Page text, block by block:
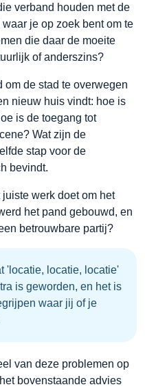
verband houden met de
je op zoek bent om te
die daar de moeite
of anderszins?
om de stad te overwegen
nieuw huis vindt: hoe is
is de toegang tot
Wat zijn de
stap voor de
bevindt.
werk doet om het
het pand gebouwd, en
betrouwbare partij?
'locatie, locatie, locatie'
is geworden, en het is
waar jij of je
van deze problemen op
bovenstaande advies